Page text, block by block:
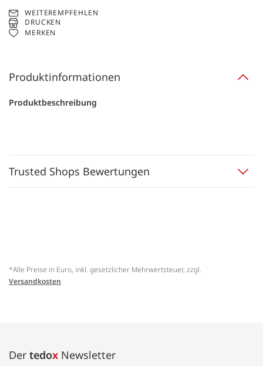
WEITEREMPFEHLEN
DRUCKEN
MERKEN
Produktinformationen
Produktbeschreibung
Trusted Shops Bewertungen
*Alle Preise in Euro, inkl. gesetzlicher Mehrwertsteuer, zzgl.
Versandkosten
Der tedox Newsletter